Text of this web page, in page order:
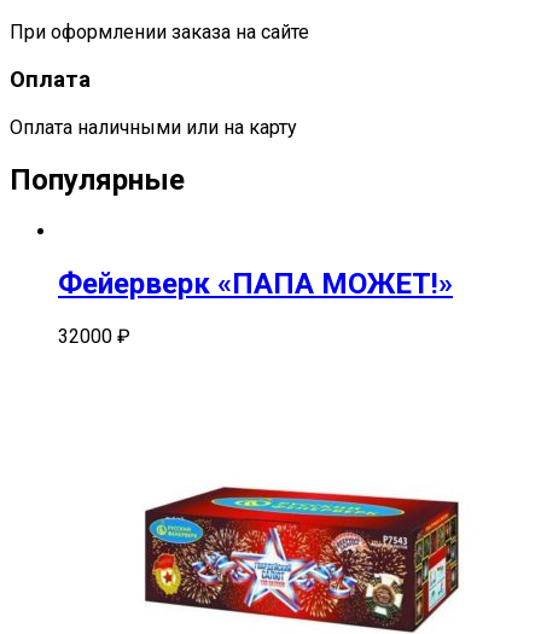
При оформлении заказа на сайте
Оплата
Оплата наличными или на карту
Популярные
Фейерверк «ПАПА МОЖЕТ!»
32000 ₽